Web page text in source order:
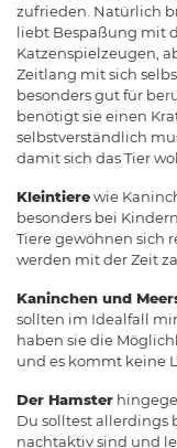
zufrieden. Natürlich
liebt Bespaßung mit
Katzenspielzeugen,
Zeitlang mit sich
besonders gut für
benötigt sie einen
selbstverständlich
damit sich das Tier
Kleintierewie
besonders bei
Tiere gewöhnen sich
werden mit der Zeit
Kaninchen und
sollten im Idealfall
haben sie die
und es kommt keine
Der Hamster
Du solltest allerdings
nachtaktiv sind und